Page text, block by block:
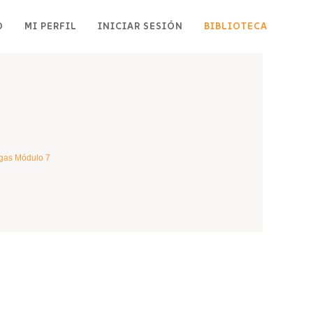
MI PERFIL INICIAR SESIÓN BIBLIOTECA
Módulo 7